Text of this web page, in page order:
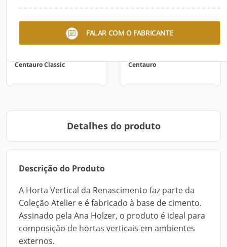
FALAR COM O FABRICANTE
Centauro Classic Centauro
Detalhes do produto
Descrição do Produto
A Horta Vertical da Renascimento faz parte da
Coleção Atelier e é fabricado à base de cimento.
Assinado pela Ana Holzer, o produto é ideal para
composição de hortas verticais em ambientes
externos.